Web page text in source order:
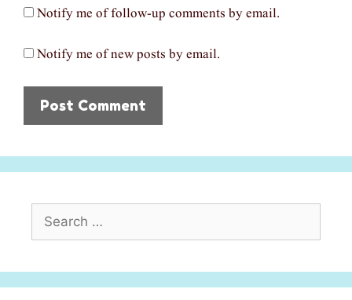
Notify me of follow-up comments by email.
Notify me of new posts by email.